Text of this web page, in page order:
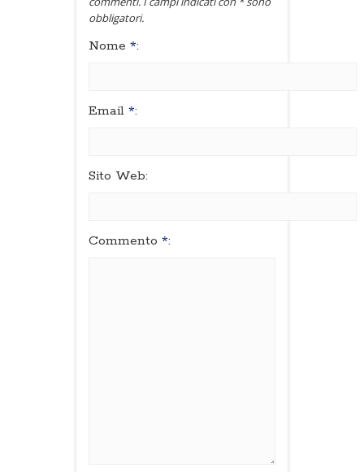
obbligatori.
Nome *:
Email *:
Sito Web:
Commento *: